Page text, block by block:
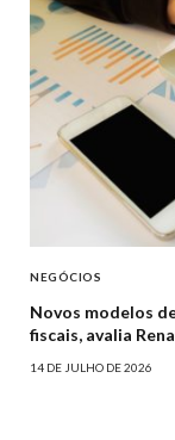
NEGÓCIOS
Novos modelos
fiscais, avalia
14 DE JULHO DE 2026